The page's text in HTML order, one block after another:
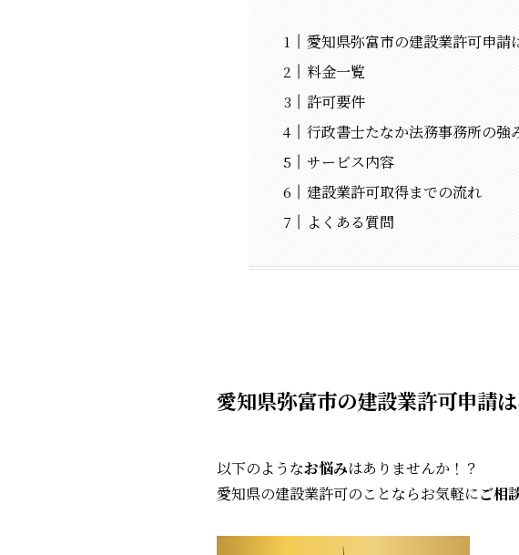
愛知県弥富市の建設業許可申請
料金一覧
許可要件
行政書士たなか法務事務所の強
サービス内容
建設業許可取得までの流れ
よくある質問
愛知県弥富市の建設業許可申請
以下のようなお悩みはありませんか！？
愛知県の建設業許可のことならお気軽にご相